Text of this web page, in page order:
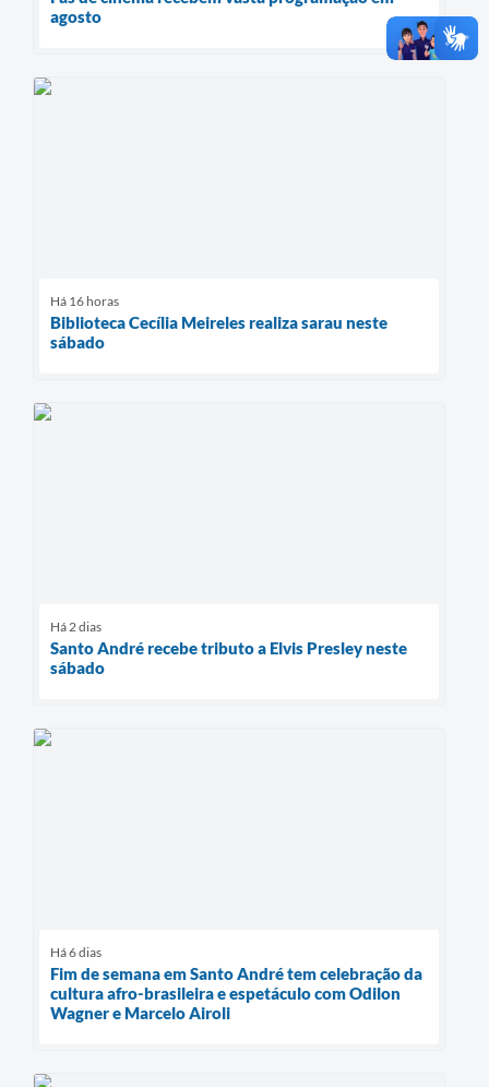
agosto
Há 16 horas
Biblioteca Cecília Meireles realiza sarau neste
sábado
Há 2 dias
Santo André recebe tributo a Elvis Presley neste
sábado
Há 6 dias
Fim de semana em Santo André tem celebração da
cultura afro-brasileira e espetáculo com Odilon
Wagner e Marcelo Airoli